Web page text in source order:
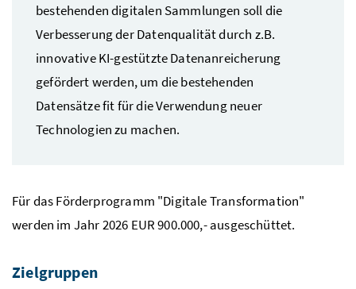
bestehenden digitalen Sammlungen soll die
Verbesserung der Datenqualität durch z.B.
innovative KI-gestützte Datenanreicherung
gefördert werden, um die bestehenden
Datensätze fit für die Verwendung neuer
Technologien zu machen.
Für das Förderprogramm "Digitale Transformation"
werden im Jahr 2026 EUR 900.000,- ausgeschüttet.
Zielgruppen